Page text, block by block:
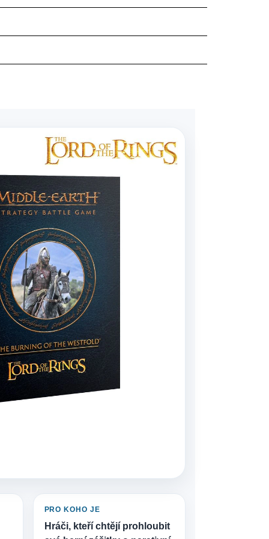
PRO KOHO JE
Hráči, kteří chtějí prohloubit